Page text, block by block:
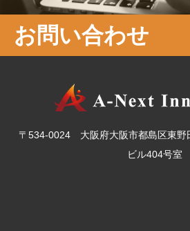
お問い合わせ
〒534-0024 大阪府大阪市都島区東野
ビル404号室